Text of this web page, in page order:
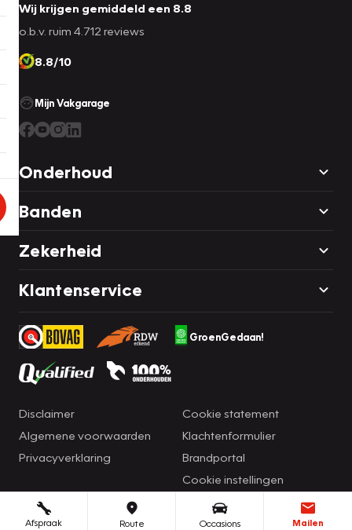
Afspraak Route Occasions Mailen
Wij krijgen gemiddeld een 8.8
o.b.v. ruim 4.712 reviews
8.8/10
Mijn Vakgarage
Onderhoud
Banden
Zekerheid
Klantenservice
GroenGedaan!
Disclaimer
Algemene voorwaarden
Privacyverklaring
Cookie statement
Klachtenformulier
Brandportal
Cookie instellingen